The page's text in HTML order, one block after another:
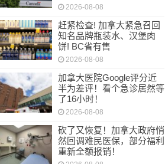
2026-08-08
赶紧检查! 加拿大紧急召回
知名品牌瓶装水、汉堡肉
饼! BC省有售
2026-08-08
加拿大医院Google评分近
半为差评！看个急诊居然等
了16小时！
2026-08-08
砍了又恢复！加拿大政府悄
然回调难民医保，部分福利
重新全额报销！